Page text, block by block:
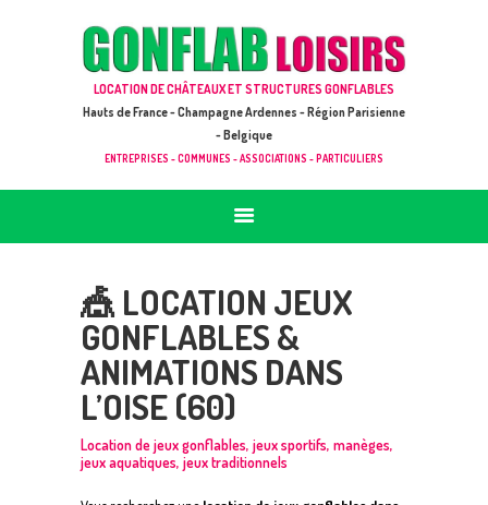
LOCATION DE CHÂTEAUX ET STRUCTURES GONFLABLES
Hauts de France - Champagne Ardennes - Région Parisienne
- Belgique
ENTREPRISES - COMMUNES - ASSOCIATIONS - PARTICULIERS
GONFLAB LOISIRS
ACCUEIL
JEUX À LOUER & PRESTATIONS
CATALOGUE / TARIF
DEMANDE DE DEVIS (SOUS 24H)
🎪 LOCATION JEUX
GONFLABLES &
ANIMATIONS DANS
L’OISE (60)
Location de jeux gonflables, jeux sportifs, manèges,
jeux aquatiques, jeux traditionnels